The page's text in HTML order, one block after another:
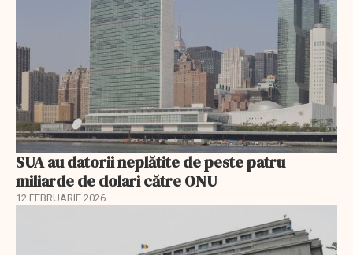
SUA au datorii neplătite de peste patru
miliarde de dolari către ONU
12 FEBRUARIE 2026